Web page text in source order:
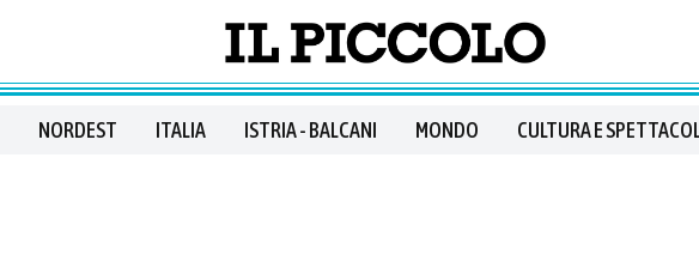
NORDEST ITALIA ISTRIA - BALCANI MONDO CULTURA E